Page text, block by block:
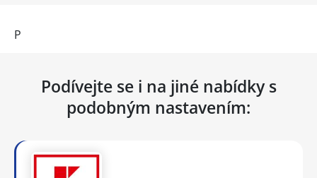
P
Podívejte se i na jiné nabídky s
podobným nastavením: